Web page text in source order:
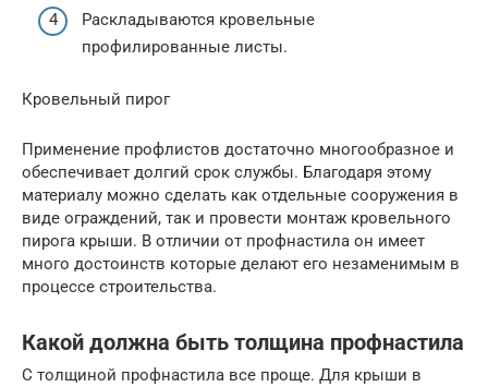
Раскладываются кровельные
профилированные листы.
Кровельный пирог
Применение профлистов достаточно многообразное и
обеспечивает долгий срок службы. Благодаря этому
материалу можно сделать как отдельные сооружения в
виде ограждений, так и провести монтаж кровельного
пирога крыши. В отличии от профнастила он имеет
много достоинств которые делают его незаменимым в
процессе строительства.
Какой должна быть толщина профнастила
С толщиной профнастила все проще. Для крыши в